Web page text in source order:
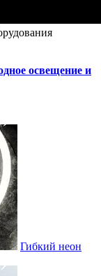
освещение и
Гибкий неон